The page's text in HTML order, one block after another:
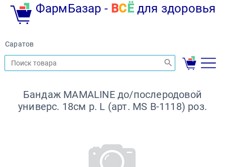
ФармБазар - ВС Ёдля здоровья
Саратов
Бандаж MAMALINE до/послеродовой
универс. 18см р. L (арт. MS B-1118) роз.